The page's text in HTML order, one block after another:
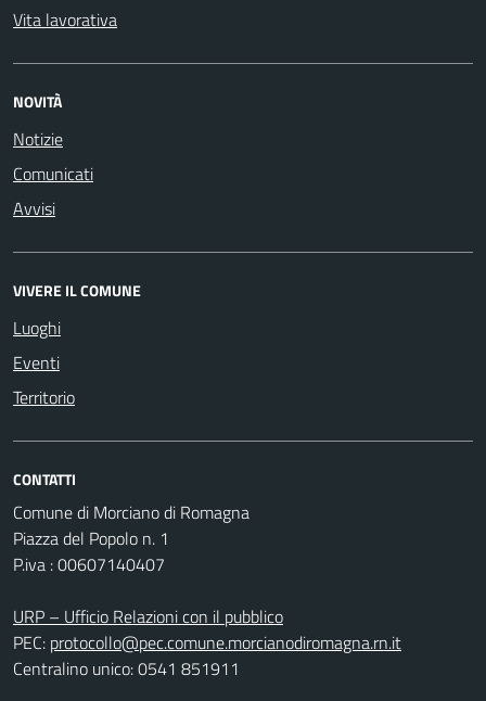
Vita lavorativa
NOVITÀ
Notizie
Comunicati
Avvisi
VIVERE IL COMUNE
Luoghi
Eventi
Territorio
CONTATTI
Comune di Morciano di Romagna
Piazza del Popolo n. 1
P.iva : 00607140407
URP – Ufficio Relazioni con il pubblico
PEC: protocollo@pec.comune.morcianodiromagna.rn.it
Centralino unico: 0541 851911